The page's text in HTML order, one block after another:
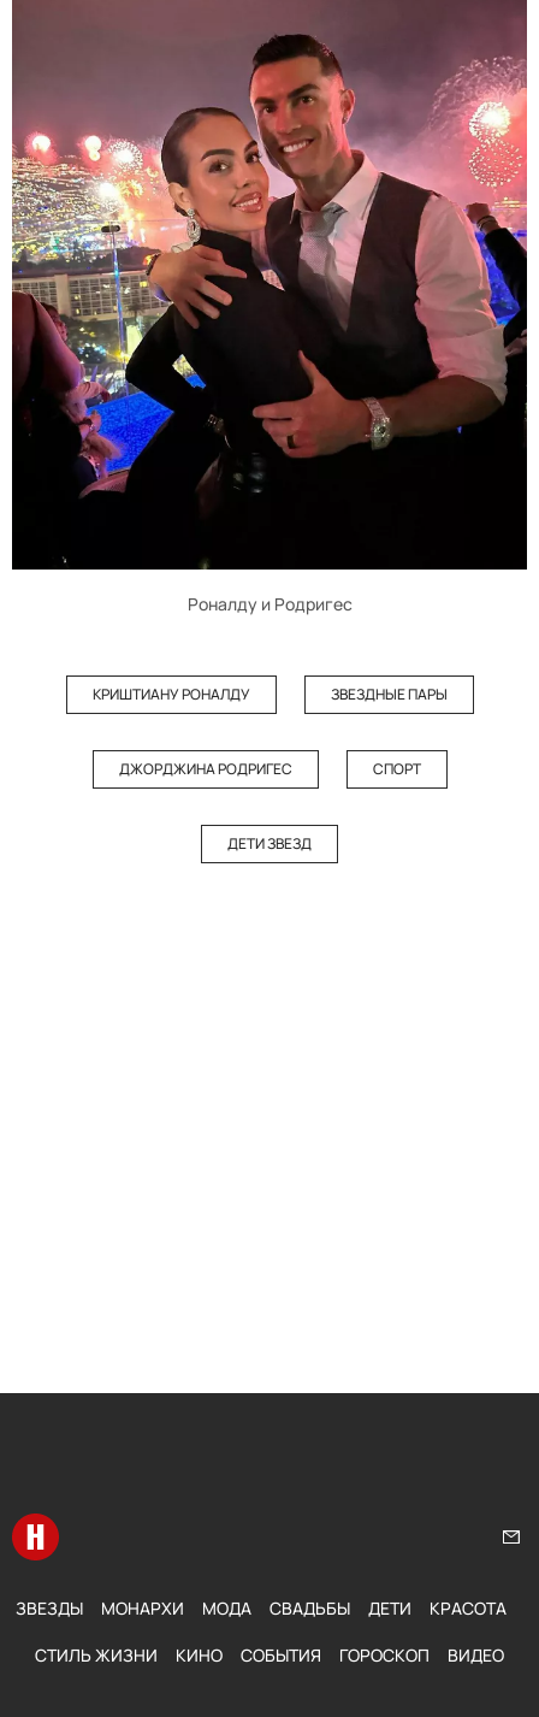
Роналду и Родригес
КРИШТИАНУ РОНАЛДУ ЗВЕЗДНЫЕ ПАРЫ
ДЖОРДЖИНА РОДРИГЕС СПОРТ
ДЕТИ ЗВЕЗД
Перейти на главную
ЗВЕЗДЫ МОНАРХИ МОДА СВАДЬБЫ ДЕТИ КРАСОТА
СТИЛЬ ЖИЗНИ КИНО СОБЫТИЯ ГОРОСКОП ВИДЕО